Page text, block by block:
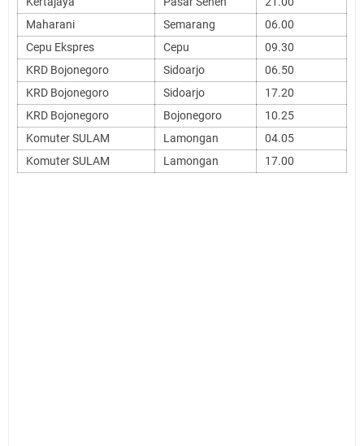
Maharani
Semarang
06.00
Cepu Ekspres
Cepu
09.30
KRD Bojonegoro
Sidoarjo
06.50
KRD Bojonegoro
Sidoarjo
17.20
KRD Bojonegoro
Bojonegoro
10.25
Komuter SULAM
Lamongan
04.05
Komuter SULAM
Lamongan 17.00